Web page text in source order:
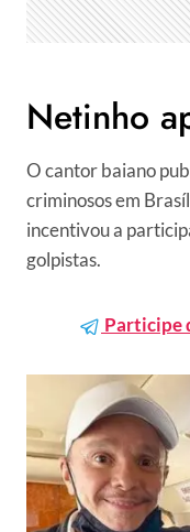
Netinho
O cantor baiano
criminosos em
incentivou a
golpistas.
Participe